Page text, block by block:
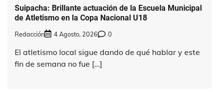
Suipacha: Brillante actuación de la Escuela Municipal
de Atletismo en la Copa Nacional U18
Redacción 4 Agosto, 2026 0
El atletismo local sigue dando de qué hablar y este
fin de semana no fue […]